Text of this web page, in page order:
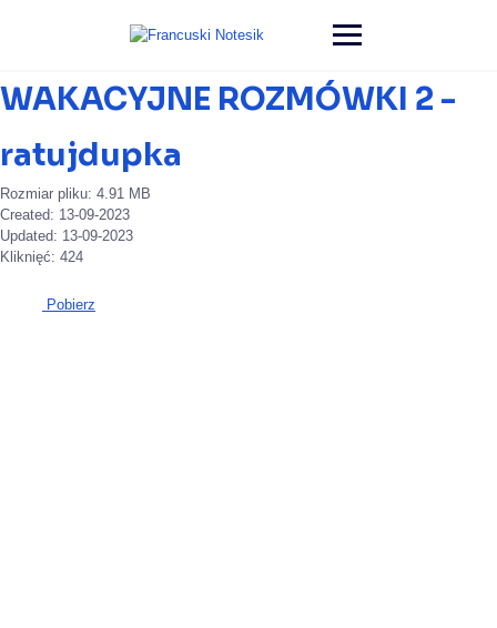
WAKACYJNE ROZMÓWKI 2 -
ratujdupka
Rozmiar pliku: 4.91 MB
Created: 13-09-2023
Updated: 13-09-2023
Kliknięć: 424
Pobierz